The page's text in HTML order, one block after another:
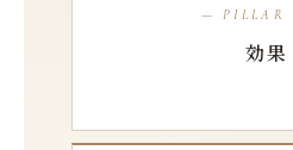
— PILLAR
効果